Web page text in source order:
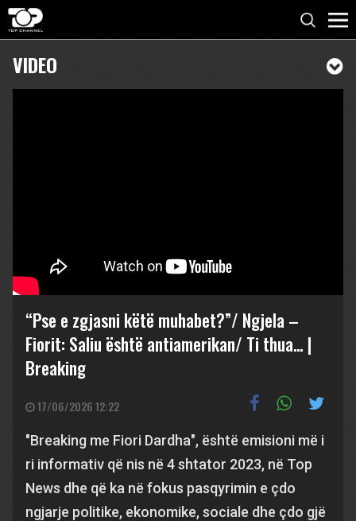
VIDEO
“Pse e zgjasni këtë muhabet?”/ Ngjela –
Fiorit: Saliu është antiamerikan/ Ti thua… |
Breaking
17/06/2026 12:22
"Breaking me Fiori Dardha", është emisioni më i
ri informativ që nis në 4 shtator 2023, në Top
News dhe që ka në fokus pasqyrimin e çdo
ngjarje politike, ekonomike, sociale dhe çdo gjë